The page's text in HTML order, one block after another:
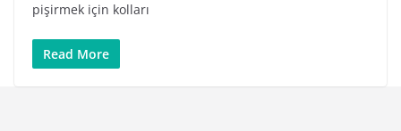
pişirmek için kolları
Read More